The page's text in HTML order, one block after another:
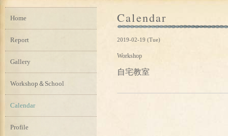
Calendar
2019-02-19 (Tue)
Workshop
自宅教室
Home
Report
Gallery
Workshop＆School
Calendar
Profile